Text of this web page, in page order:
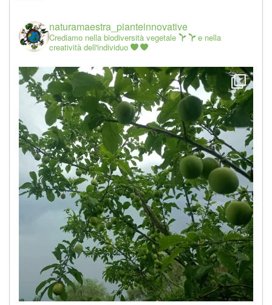
naturamaestra_pianteinnovative
Crediamo nella biodiversità vegetale
e nella
creatività dell'individuo